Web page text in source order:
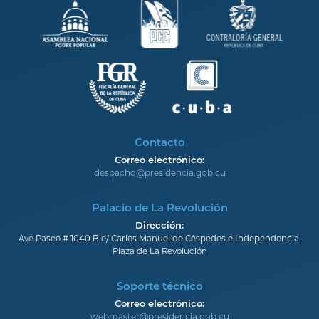
Contacto
Correo electrónico:
despacho@presidencia.gob.cu
Palacio de La Revolución
Dirección:
Ave Paseo # 1040 B e/ Carlos Manuel de Céspedes e Independencia,
Plaza de La Revolución
Soporte técnico
Correo electrónico:
webmaster@presidencia.gob.cu